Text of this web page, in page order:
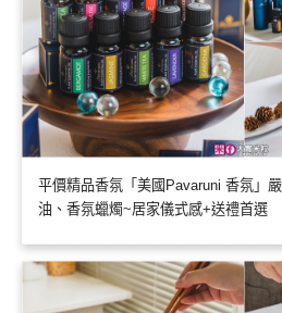
平價精品香氛「美國Pavaruni 香氛」
油、香氛蠟燭~居家儀式感+送禮首選